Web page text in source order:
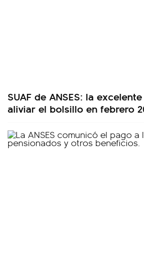
SUAF de ANSES: la
aliviar el bolsillo en febrero